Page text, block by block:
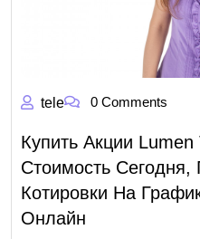
tele 0 Comments
Купить Акции
Стоимость Сегодня,
Котировки На
Онлайн